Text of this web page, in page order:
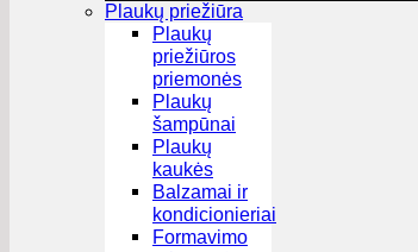
Plaukų priežiūra
Plaukų
priežiūros
priemonės
Plaukų
šampūnai
Plaukų
kaukės
Balzamai ir
kondicionieriai
Formavimo